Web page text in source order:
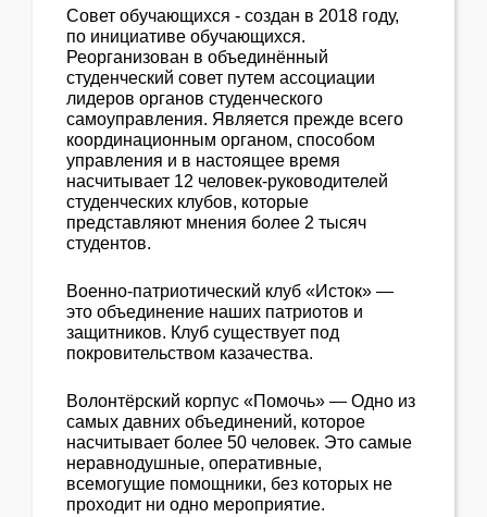
Совет обучающихся - создан в 2018 году,
по инициативе обучающихся.
Реорганизован в объединённый
студенческий совет путем ассоциации
лидеров органов студенческого
самоуправления. Является прежде всего
координационным органом, способом
управления и в настоящее время
насчитывает 12 человек-руководителей
студенческих клубов, которые
представляют мнения более 2 тысяч
студентов.
Военно-патриотический клуб «Исток» —
это объединение наших патриотов и
защитников. Клуб существует под
покровительством казачества.
Волонтёрский корпус «Помочь» — Одно из
самых давних объединений, которое
насчитывает более 50 человек. Это самые
неравнодушные, оперативные,
всемогущие помощники, без которых не
проходит ни одно мероприятие.